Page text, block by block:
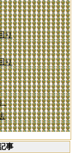
り
り
事